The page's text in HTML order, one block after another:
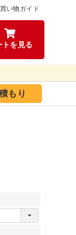
い物ガイド
トを見る
もり